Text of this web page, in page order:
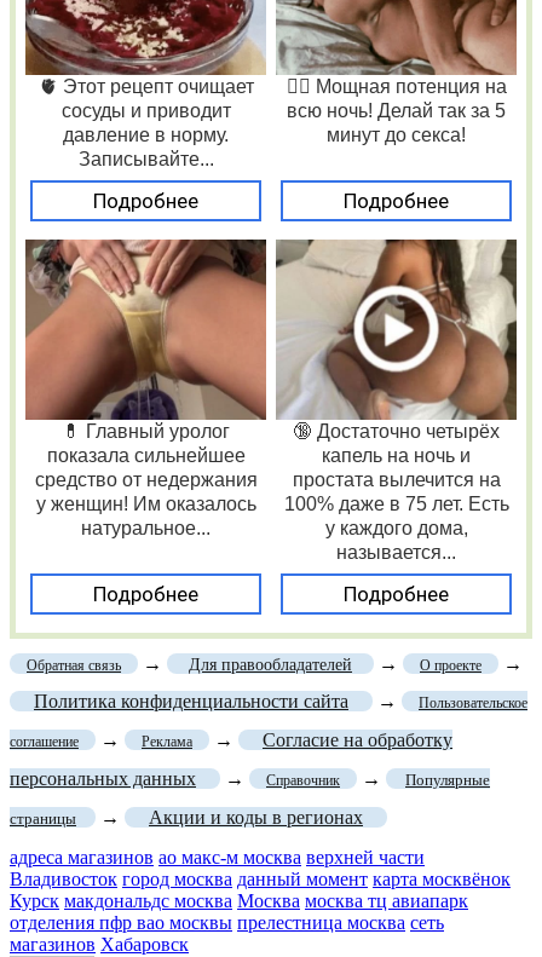
🫀 Этот рецепт очищает
сосуды и приводит
давление в норму.
Записывайте...
Подробнее
❤️‍🔥 Мощная потенция на
всю ночь! Делай так за 5
минут до секса!
Подробнее
💊 Главный уролог
показала сильнейшее
средство от недержания
у женщин! Им оказалось
натуральное...
Подробнее
🔞 Достаточно четырёх
капель на ночь и
простата вылечится на
100% даже в 75 лет. Есть
у каждого дома,
называется...
Подробнее
Обратная связь → Для правообладателей → О проекте
→
Политика конфиденциальности сайта
→ Пользовательское
соглашение → Реклама →
Согласие на обработку
персональных данных
→ Справочник → Популярные
страницы →
Акции и коды в регионах
адреса магазинов ао макс-м москва верхней части
Владивосток город москва данный момент карта москвёнок
Курск макдональдс москва Москва москва тц авиапарк
отделения пфр вао москвы прелестница москва сеть
магазинов Хабаровск